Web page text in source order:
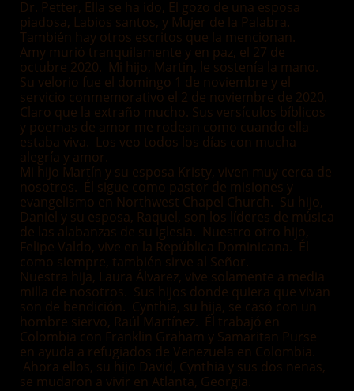
Dr. Petter, Ella se ha ido, El gozo de una esposa
piadosa, Labios santos, y Mujer de la Palabra.
También hay otros escritos que la mencionan.
Amy murió tranquilamente y en paz, el 27 de
octubre 2020. Mi hijo, Martin, le sostenía la mano.
Su velorio fue el domingo 1 de noviembre y el
servicio conmemorativo el 2 de noviembre de 2020.
Claro que la extraño mucho. Sus versículos bíblicos
y poemas de amor me rodean como cuando ella
estaba viva. Los veo todos los días con mucha
alegría y amor.
Mi hijo Martín y su esposa Kristy, viven muy cerca de
nosotros. Él sigue como pastor de misiones y
evangelismo en Northwest Chapel Church. Su hijo,
Daniel y su esposa, Raquel, son los líderes de música
de las alabanzas de su iglesia. Nuestro otro hijo,
Felipe Valdo, vive en la República Dominicana. Él
como siempre, también sirve al Señor.
Nuestra hija, Laura Álvarez, vive solamente a media
milla de nosotros. Sus hijos donde quiera que vivan
son de bendición. Cynthia, su hija, se casó con un
hombre siervo, Raúl Martínez. Él trabajó en
Colombia con Franklin Graham y Samaritan Purse
en ayuda a refugiados de Venezuela en Colombia.
Ahora ellos, su hijo David, Cynthia y sus dos nenas,
se mudaron a vivir en Atlanta, Georgia.